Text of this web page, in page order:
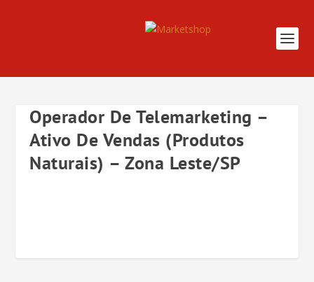
Operador De Telemarketing –
Ativo De Vendas (Produtos
Naturais) – Zona Leste/SP